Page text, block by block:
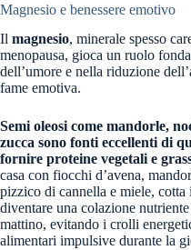
Magnesio e benessere emotivo
Il magnesio, minerale spesso
menopausa, gioca un ruolo
dell’umore e nella riduzione
fame emotiva.
Semi oleosi come mandorle,
zucca sono fonti eccellenti di
fornire proteine vegetali e
casa con fiocchi d’avena,
pizzico di cannella e miele,
diventare una colazione
mattino, evitando i crolli
alimentari impulsive durante la